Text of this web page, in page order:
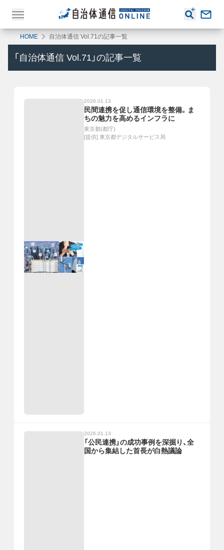
HOME 自治体通信 Vol.71の記事一覧
「 自治体通信 Vol.71 」の記事一覧
2026.01.13
民間連携を促し通信環境を整備。ま
ちの魅力を高めるインフラに
東京都(都庁)
[提供] 東京都デジタルサービス局
2026.01.13
「公民連携」の成功事例を深掘り、全
国から集結した首長が白熱議論